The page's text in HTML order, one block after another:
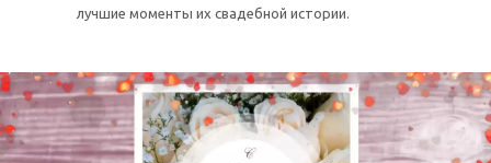
лучшие моменты их свадебной истории.